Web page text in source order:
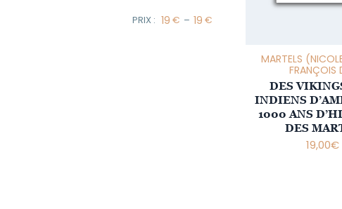
MARTELS
FRANÇOIS
DES
INDIENS
1000 ANS
DES
19,00€
Minimum Price
–
Maximum Price